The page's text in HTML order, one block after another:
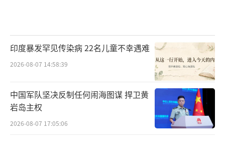
东南亚国家联盟陷入焦虑状态，越南与菲
律宾加快推进本币结算进程，同时连接中国与
老挝的铁路干线货运规模呈现三倍增长。欧洲
联盟内部出现严重分歧，德国默许对华军事装
备出口，法国积极倡导建立独立防务体系，北
大西洋公约组织向心力持续减弱。
印度暴发罕见传染病 22名儿童不幸遇难
2026-08-07 14:58:39
中国军队坚决反制任何闹海图谋 捍卫黄
岩岛主权
2026-08-07 17:05:06